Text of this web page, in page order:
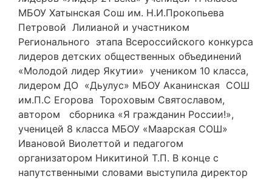
МБОУ Хатынская Сош им. Н.И.Прокопьева
Петровой Лилианой и участником
Регионального этапа Всероссийского конкурса
лидеров детских общественных объединений
«Молодой лидер Якутии» учеником 10 класса,
лидером ДО «Дьулус» МБОУ Аканинская СОШ
им.П.С Егорова Тороховым Святославом,
автором сборника «Я гражданин России!»,
ученицей 8 класса МБОУ «Маарская СОШ»
Ивановой Виолеттой и педагогом
организатором Никитиной Т.П. В конце с
напутственными словами выступила директор